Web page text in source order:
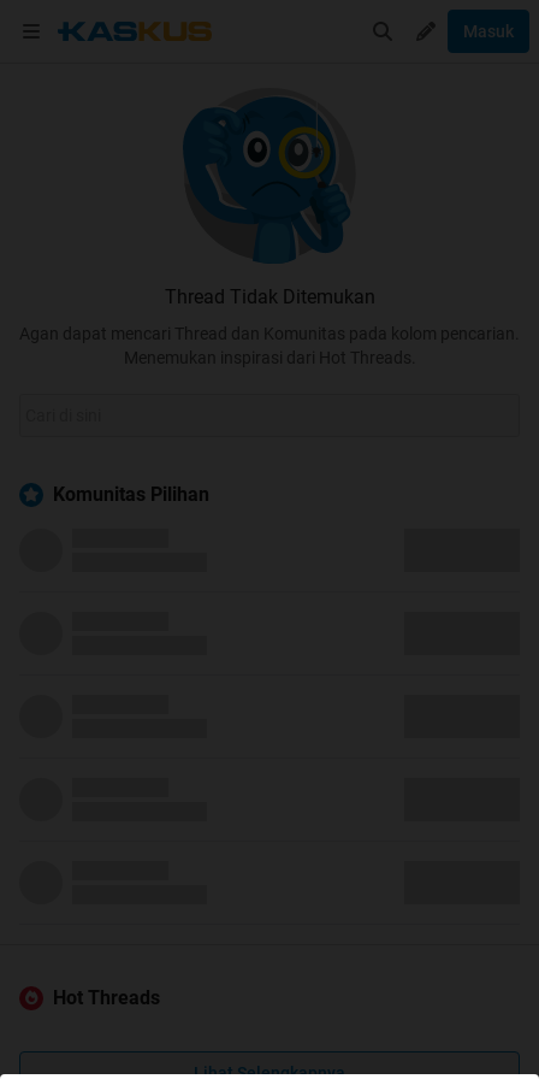
Masuk
Thread Tidak Ditemukan
Agan dapat mencari Thread dan Komunitas pada kolom pencarian.
Menemukan inspirasi dari Hot Threads.
Komunitas Pilihan
Hot Threads
Lihat Selengkapnya